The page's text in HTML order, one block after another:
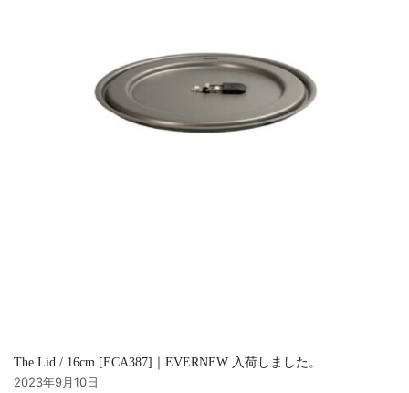
The Lid / 16cm [ECA387]｜EVERNEW 入荷しました。
2023年9月10日